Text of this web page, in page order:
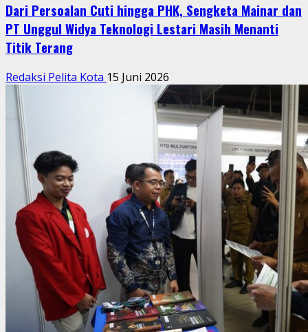
Dari Persoalan Cuti hingga PHK, Sengketa Mainar dan
PT Unggul Widya Teknologi Lestari Masih Menanti
Titik Terang
Redaksi Pelita Kota 15 Juni 2026